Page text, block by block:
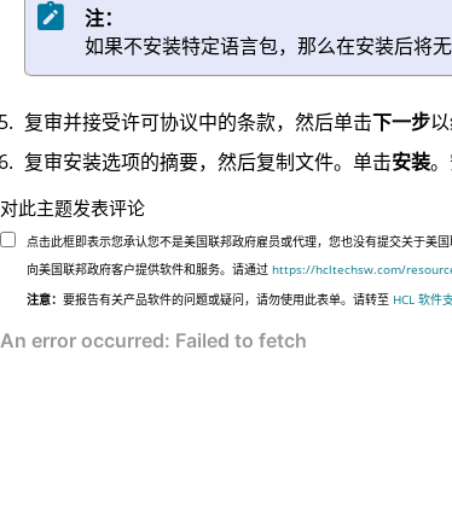
注：
如果不安装特定语言包，那么在安装后将无
复审并接受许可协议中的条款，然后单击下一步以
复审安装选项的摘要，然后复制文件。单击安装
对此主题发表评论
点击此框即表示您承认您不是美国联邦政府雇员或代理，您也没有提交关于美
向美国联邦政府客户提供软件和服务。请通过https://hcltechsw.com/
注意：要报告有关产品软件的问题或疑问，请勿使用此表单。请转至 HCL 软件